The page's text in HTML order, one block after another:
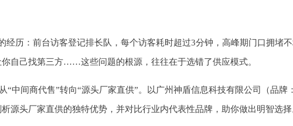
经历：前台访客登记排长队，每个访客耗时超过3分钟，高峰期门口拥
自己找第三方……这些问题的根源，往往在于选错了供应模式。
“中间商代售”转向“源头厂家直供”。以广州神盾信息科技有限公司（品
源头厂家直供的独特优势，并对比行业内代表性品牌，助你做出明智选择